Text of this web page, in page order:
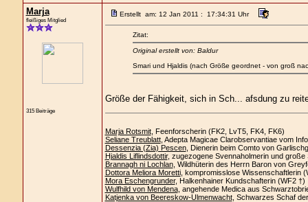
Marja
fleißiges Mitglied
315 Beiträge
Erstellt am: 12 Jan 2011 : 17:34:31 Uhr
Zitat:
Original erstellt von: Baldur
Smari und Hjaldis (nach Größe geordnet - von groß
Größe der Fähigkeit, sich in Sch... afsdung zu
Marja Rotsmit, Feenforscherin (FK2, LvT5, FK4, FK6)
Seliane Treublatt, Adepta Magicae Clarobservantiae vom
Dessenzia (Zia) Pescen, Dienerin beim Comto von
Hjaldis Liflindsdottir, zugezogene Svennaholmerin und
Brannagh ni Lochlan, Wildhüterin des Herrn Baron von
Dottora Meliora Moretti, kompromisslose Wissenschaftlerin
Mora Eschengrunder, Halkenhainer Kundschafterin (WF2 †)
Wulfhild von Mendena, angehende Medica aus
Katjenka von Beereskow-Ulmenwacht, Schwarzes Schaf